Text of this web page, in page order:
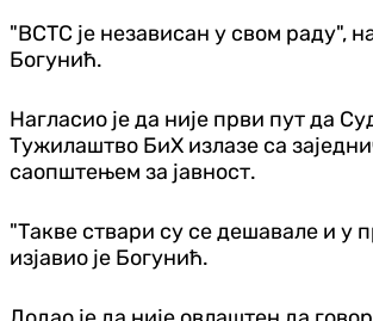
"ВСТС је независан у свом раду",
Богунић.
Нагласио је да није први пут да
Тужилаштво БиХ излазе са
саопштењем за јавност.
"Такве ствари су се дешавале и у
изјавио је Богунић.